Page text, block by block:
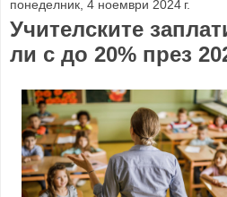
понеделник, 4 ноември 2024 г.
Учителските
ли с до 20% през